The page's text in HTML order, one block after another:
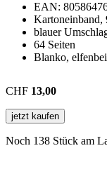
EAN:
Kartoneinband,
blauer
64 Seiten
Blanko,
CHF 13,00
jetzt kaufen
Noch 138 Stück am